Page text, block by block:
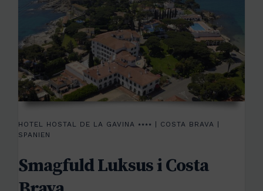
HOTEL HOSTAL DE LA GAVINA ⭑⭑⭑⭑ | COSTA BRAVA |
SPANIEN
Smagfuld Luksus i Costa